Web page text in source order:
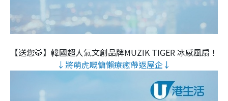
【送您🐯】韓國超人氣文創品牌MUZIK TIGER 冰感風扇！
↓將萌虎嘅慵懶療癒帶返屋企↓